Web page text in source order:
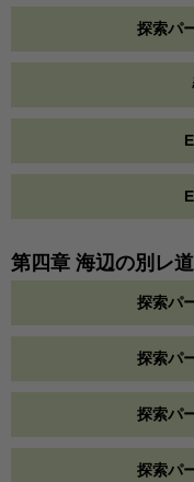
探索パ
第四章 海辺の別レ道
探索パ
探索パ
探索パ
探索パ